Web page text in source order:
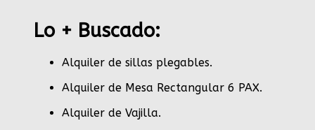
Lo + Buscado:
Alquiler de sillas plegables.
Alquiler de Mesa Rectangular 6 PAX.
Alquiler de Vajilla.